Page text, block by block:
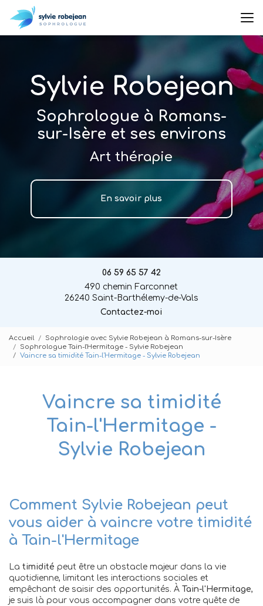
au
contenu
Sophrologue à Romans-
sur-Isère et ses environs
Art thérapie
En savoir plus
06 59 65 57 42
490 chemin Farconnet
26240 Saint-Barthélemy-de-Vals
Contactez-moi
Accueil
Sophrologie avec Sylvie Robejean à Romans-sur-Isère
Sophrologue Tain-l'Hermitage - Sylvie Robejean
Vaincre sa timidité Tain-l'Hermitage - Sylvie Robejean
Vaincre sa timidité
Tain-l'Hermitage -
Sylvie Robejean
Comment Sylvie Robejean peut
vous aider à vaincre votre timidité
à Tain-l'Hermitage
La timidité peut être un obstacle majeur dans la vie
quotidienne, limitant les interactions sociales et
empêchant de saisir des opportunités. À Tain-l'Hermitage,
je suis là pour vous accompagner dans votre quête de